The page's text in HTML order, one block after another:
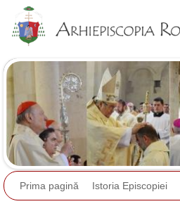
Prima pagină Istoria Episcopiei